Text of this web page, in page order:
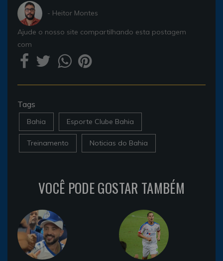
- Heitor Montes
Ajude o nosso site compartilhando esta postagem
com
Tags
Bahia Esporte Clube Bahia
Treinamento Noticias do Bahia
VOCÊ PODE GOSTAR TAMBÉM